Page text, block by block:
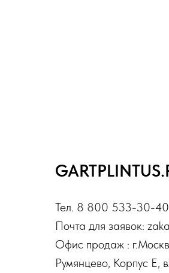
Тел. 8 800 533-30-40
Почта для заявок:
Офис продаж :
Румянцево, Корпус Е,